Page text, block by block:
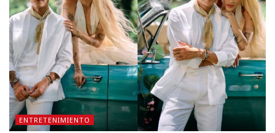
ENTRETENIMIENTO